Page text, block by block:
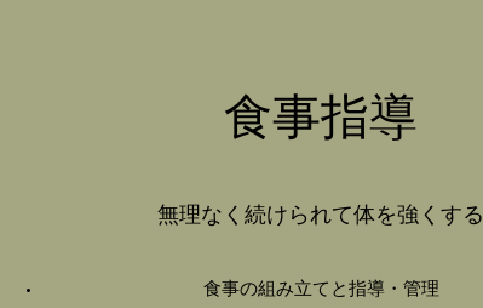
​食事指導
​無理なく続けられて体を強くする
食事の組み立てと指導・管理